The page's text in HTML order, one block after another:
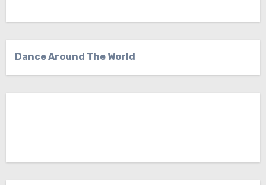
Dance Around The World